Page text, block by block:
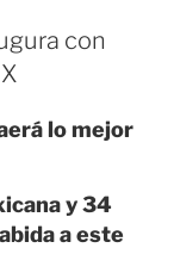
con
lo mejor
y 34
a este